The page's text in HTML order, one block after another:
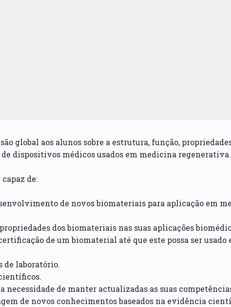
global aos alunos sobre a estrutura, função,
dispositivos médicos usados em medicina regenerativa.
de:
de novos biomateriais para aplicação em
dos biomateriais nas suas aplicações
de um biomaterial até que este possa ser usado
de laboratório.
necessidade de manter actualizadas as suas
de novos conhecimentos baseados na evidência